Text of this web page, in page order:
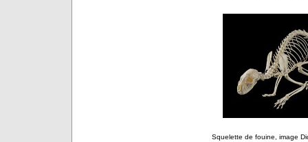
Squelette de fouine, image